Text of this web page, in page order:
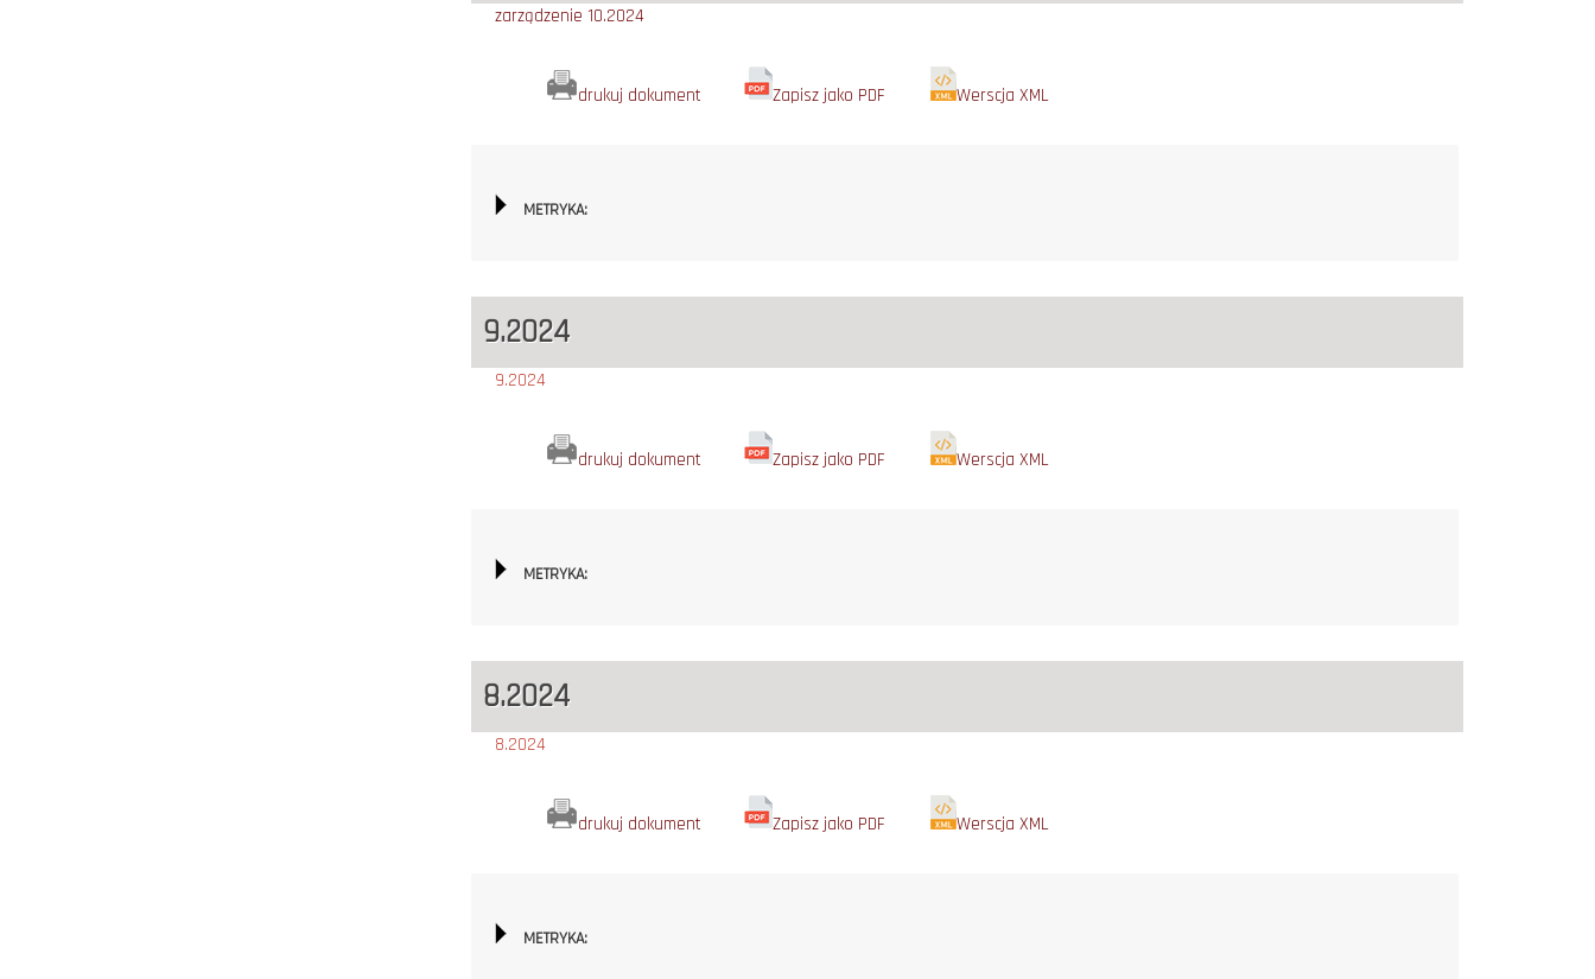
zarządzenie 10.2024
drukuj dokument Zapisz jako PDF Werscja XML
METRYKA:
9.2024
9.2024
drukuj dokument Zapisz jako PDF Werscja XML
METRYKA:
8.2024
8.2024
drukuj dokument Zapisz jako PDF Werscja XML
METRYKA: